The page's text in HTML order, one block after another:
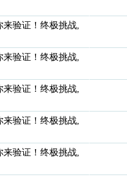
验证！终极挑战,
验证！终极挑战,
验证！终极挑战,
验证！终极挑战,
验证！终极挑战,